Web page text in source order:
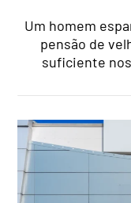
Um homem
pensão de
suficiente